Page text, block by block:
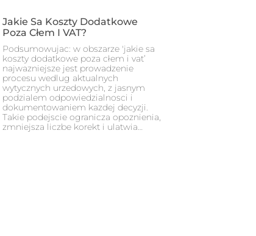
Jakie Sa Koszty Dodatkowe
Poza Cłem I VAT?
Podsumowujac: w obszarze 'jakie sa
koszty dodatkowe poza cłem i vat’
najwazniejsze jest prowadzenie
procesu wedlug aktualnych
wytycznych urzedowych, z jasnym
podzialem odpowiedzialnosci i
dokumentowaniem kazdej decyzji.
Takie podejscie ogranicza opoznienia,
zmniejsza liczbe korekt i ulatwia…